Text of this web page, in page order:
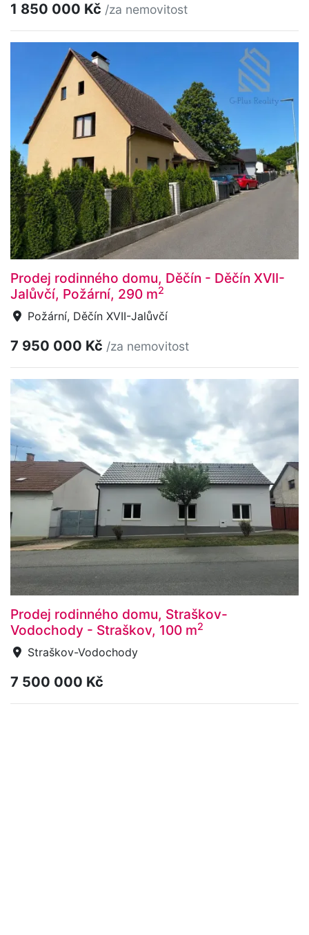
1 850 000 Kč /za nemovitost
Prodej rodinného domu, Děčín - Děčín XVII-
Jalůvčí, Požární, 290 m2
Požární, Děčín XVII-Jalůvčí
7 950 000 Kč /za nemovitost
Prodej rodinného domu, Straškov-
Vodochody - Straškov, 100 m2
Straškov-Vodochody
7 500 000 Kč